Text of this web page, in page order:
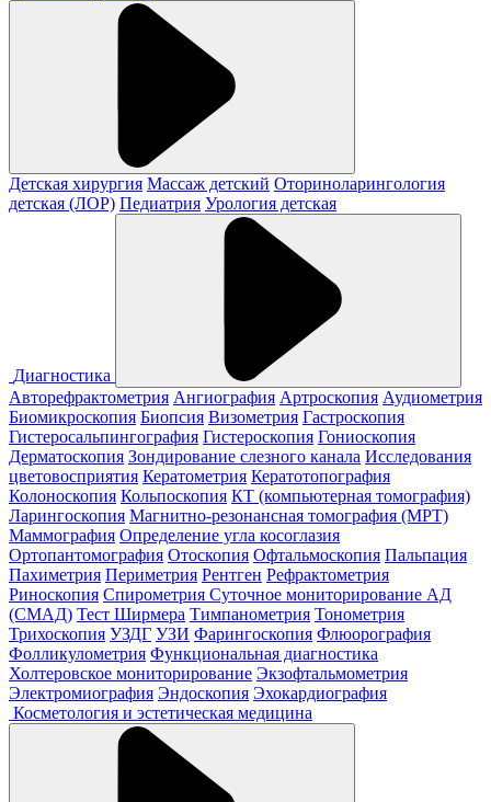
Детская хирургия Массаж детский Оториноларингология
детская (ЛОР) Педиатрия Урология детская
Диагностика
Авторефрактометрия Ангиография Артроскопия Аудиометрия
Биомикроскопия Биопсия Визометрия Гастроскопия
Гистеросальпингография Гистероскопия Гониоскопия
Дерматоскопия Зондирование слезного канала Исследования
цветовосприятия Кератометрия Кератотопография
Колоноскопия Кольпоскопия КТ (компьютерная томография)
Ларингоскопия Магнитно-резонансная томография (МРТ)
Маммография Определение угла косоглазия
Ортопантомография Отоскопия Офтальмоскопия Пальпация
Пахиметрия Периметрия Рентген Рефрактометрия
Риноскопия Спирометрия Суточное мониторирование АД
(СМАД) Тест Ширмера Тимпанометрия Тонометрия
Трихоскопия УЗДГ УЗИ Фарингоскопия Флюорография
Фолликулометрия Функциональная диагностика
Холтеровское мониторирование Экзофтальмометрия
Электромиография Эндоскопия Эхокардиография
Косметология и эстетическая медицина